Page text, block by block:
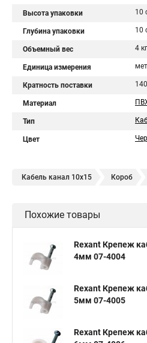
Высота упаковки 10
Глубина упаковки 10
Объемный вес 4 кг
Единица измерения
Кратность поставки 140
Материал
Тип
Цвет
Кабель канал 10х15 Короб
Кабель канал 10 10
Кабель канал 20 10 Кабель
Похожие товары
Rexant Крепеж
4мм 07-4004
Rexant Крепеж
5мм 07-4005
Rexant Крепеж